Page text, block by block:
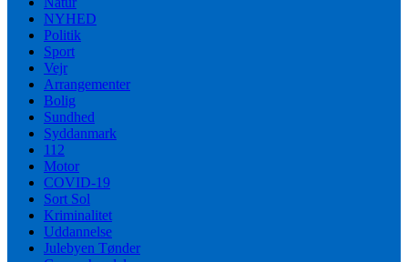
NYHED
Politik
Sport
Vejr
Arrangementer
Bolig
Sundhed
Syddanmark
112
Motor
COVID-19
Sort Sol
Kriminalitet
Uddannelse
Julebyen Tønder